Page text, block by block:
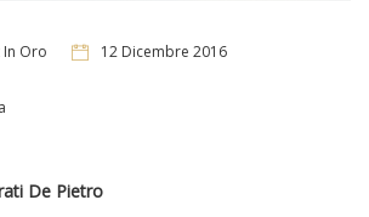
In Oro 12 Dicembre 2016
De Pietro